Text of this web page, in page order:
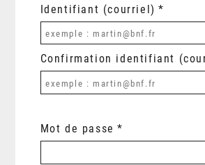
Identifiant (courriel)
Confirmation identifiant
Mot de passe